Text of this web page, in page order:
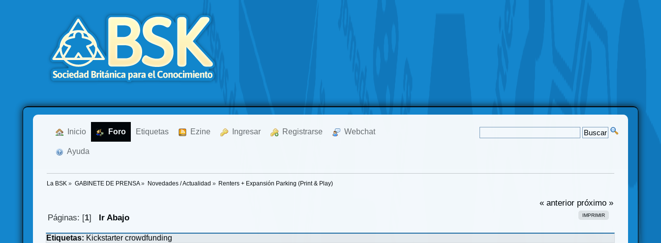
Inicio Foro Etiquetas Ezine Ingresar Registrarse Webchat
Ayuda
La BSK » GABINETE DE PRENSA» Novedades / Actualidad » Renters + Expansión Parking (Print & Play)
« anterior próximo »
IMPRIMIR
Páginas: [1] Ir Abajo
Etiquetas: Kickstarter crowdfunding